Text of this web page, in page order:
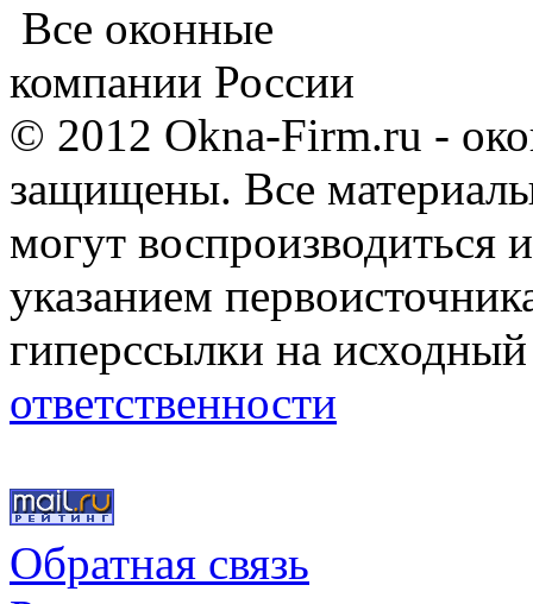
Все оконные
компании России
© 2012 Okna-Firm.ru -
защищены. Все
могут воспроизводиться
указанием
гиперссылки на
ответственности
Обратная связь